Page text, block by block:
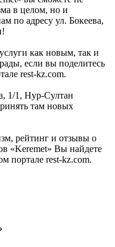
в целом, но и
по адресу ул. Бокеева,
как новым, так и
если вы поделитесь
rest-kz.com.
1/1, Нур-Султан
там новых
рейтинг и отзывы о
«Keremet» Вы найдете
портале rest-kz.com.